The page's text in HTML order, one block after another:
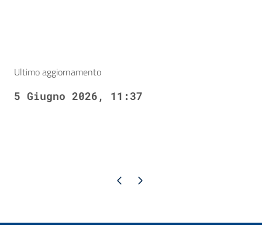
Ultimo aggiornamento
5 Giugno 2026, 11:37
Pagina precedente
Pagina successiva